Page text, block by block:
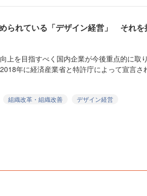
られている「デザイン経営」 それを
上を目指すべく国内企業が今後重点的に取
年に経済産業省と特許庁によって宣言さ
組織改革・組織改善
デザイン経営